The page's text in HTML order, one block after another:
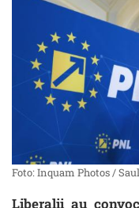
Foto: Inquam Photos /
Liberalii au